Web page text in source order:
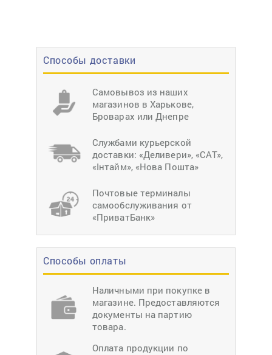
Способы доставки
Самовывоз из наших
магазинов в Харькове,
Броварах или Днепре
Службами курьерской
доставки: «Деливери», «САТ»,
«Інтайм», «Нова Пошта»
Почтовые терминалы
самообслуживания от
«ПриватБанк»
Способы оплаты
Наличными при покупке в
магазине. Предоставляются
документы на партию
товара.
Оплата продукции по